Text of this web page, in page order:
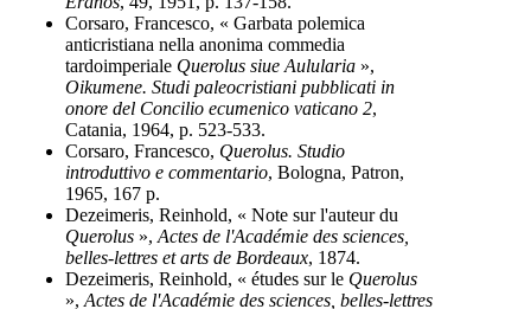
Corsaro, Francesco, « Garbata polemica
anticristiana nella anonima commedia
tardoimperiale Querolus siue Aulularia »,
Oikumene. Studi paleocristiani pubblicati in
onore del Concilio ecumenico vaticano 2,
Catania, 1964, p. 523-533.
Corsaro, Francesco, Querolus. Studio
introduttivo e commentario, Bologna, Patron,
1965, 167 p.
Dezeimeris, Reinhold, « Note sur l'auteur du
Querolus », Actes de l'Académie des sciences,
belles-lettres et arts de Bordeaux, 1874.
Dezeimeris, Reinhold, « études sur le Querolus
», Actes de l'Académie des sciences, belles-lettres